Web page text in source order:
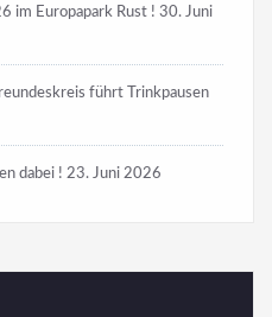
im Europapark Rust ! 30. Juni
führt Trinkpausen
dabei ! 23. Juni 2026